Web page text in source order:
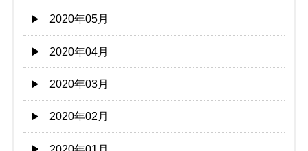
2020年05月
2020年04月
2020年03月
2020年02月